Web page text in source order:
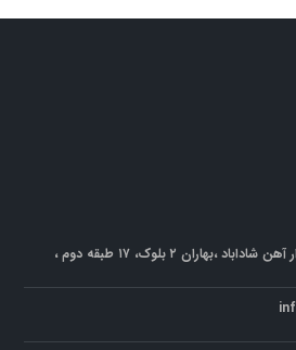
بازار آهن غرب تهران ،بازار آهن شاداباد ،بهاران ۲ بلوک، ۱۷ طبقه دوم ،